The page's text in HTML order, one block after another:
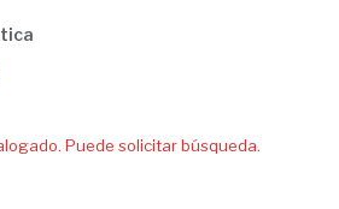
Puede solicitar búsqueda.